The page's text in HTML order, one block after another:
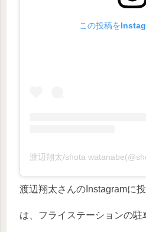
この投稿を
渡辺翔太さんのInstagramに
は、フライステーションの